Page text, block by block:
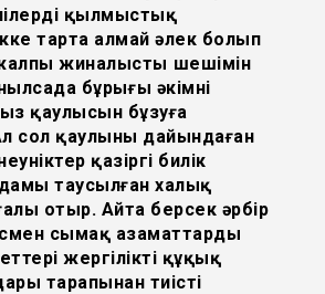
қылмыстық
тарта алмай әлек болып
жиналыстың шешімін
бұрыңғы әкімнің
қаулысын бұзуға
сол қаулыны дайындаған
қазіргі билік
таусылған халық
отыр. Айта берсек әрбір
сымақ азаматтардың
жергілікті құқық
тарапынан тиісті